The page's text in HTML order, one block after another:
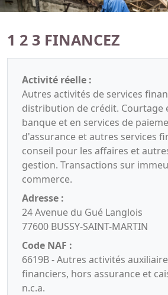
1 2 3 FINANCEZ
Activité réelle :
Autres activités de services
distribution de crédit. Courtage
banque et en services de
d'assurance et autres services
conseil pour les affaires et
gestion. Transactions sur
commerce.
Adresse :
24 Avenue du Gué Langlois
77600 BUSSY-SAINT-MARTIN
Code NAF :
6619B - Autres activités
financiers, hors assurance et
n.c.a.